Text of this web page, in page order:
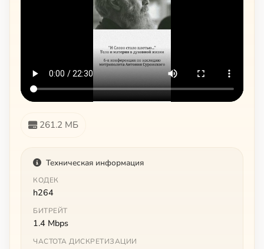
261.2 МБ
Техническая информация
КОДЕК
h264
БИТРЕЙТ
1.4 Mbps
ЧАСТОТА ДИСКРЕТИЗАЦИИ